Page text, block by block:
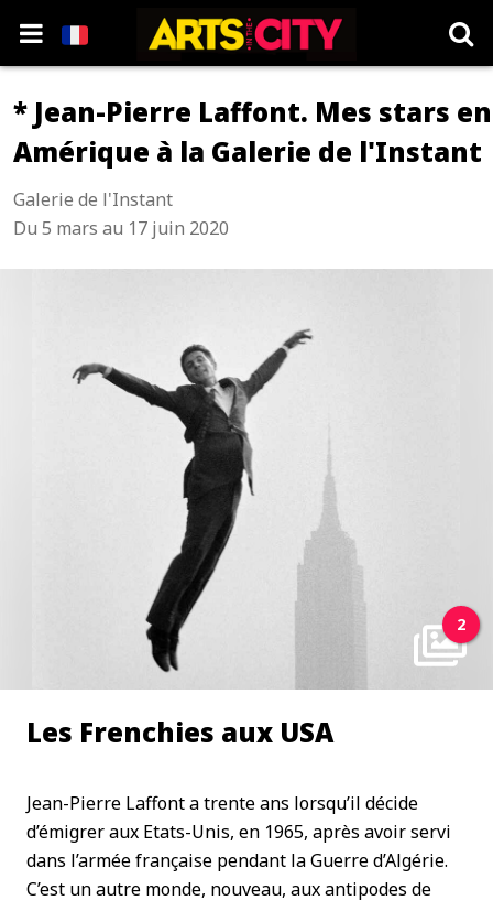
* Jean-Pierre Laffont. Mes stars en
Amérique à la Galerie de l'Instant
Galerie de l'Instant
Du 5 mars au 17 juin 2020
2
Les Frenchies aux USA
Jean-Pierre Laffont a trente ans lorsqu’il décide
d’émigrer aux Etats-Unis, en 1965, après avoir servi
dans l’armée française pendant la Guerre d’Algérie.
C’est un autre monde, nouveau, aux antipodes de